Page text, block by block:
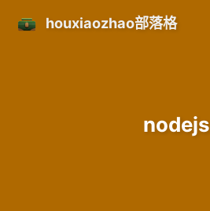
houxiaozhao部落格
nodejs